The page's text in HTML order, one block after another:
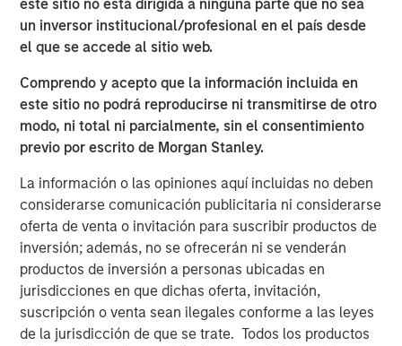
este sitio no está dirigida a ninguna parte que no sea
un inversor institucional/profesional en el país desde
el que se accede al sitio web.
Comprendo y acepto que la información incluida en
este sitio no podrá reproducirse ni transmitirse de otro
modo, ni total ni parcialmente, sin el consentimiento
previo por escrito de Morgan Stanley.
La información o las opiniones aquí incluidas no deben
considerarse comunicación publicitaria ni considerarse
oferta de venta o invitación para suscribir productos de
inversión; además, no se ofrecerán ni se venderán
productos de inversión a personas ubicadas en
jurisdicciones en que dichas oferta, invitación,
suscripción o venta sean ilegales conforme a las leyes
de la jurisdicción de que se trate. Todos los productos
transforming World 50 into what we believe to be a
differentiated, leading platform,” said Adam Shaw,
Managing Director and Head of Business Services at
MSCP. “We believe World 50 is a unique business model
with multiple levers for continued growth. We appreciate
the World 50 team’s extraordinary talent and dedication
over the past four years and look forward to being a
“Morgan Stanley Capital Partners has been an
outstanding partner over the past four years, helping
solidify World 50’s position as an invaluable resource to
our members, which has delivered exceptional value to
them and growth for the company,” said David Wilkie,
former CEO and current Chairman of the Board of World
50.